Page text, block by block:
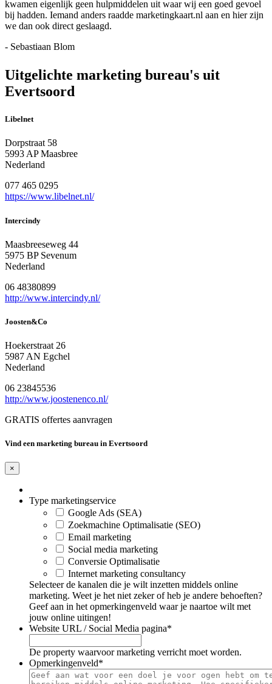
kwamen eigenlijk geen hulpmiddelen uit waar wij een goed gevoel
bij hadden. Iemand anders raadde marketingkaart.nl aan en hier zijn
we dan ook direct geslaagd.
- Sebastiaan Blom
Uitgelichte marketing bureau's uit
Evertsoord
Libelnet
Dorpstraat 58
5993 AP Maasbree
Nederland
077 465 0295
https://www.libelnet.nl/
Intercindy
Maasbreeseweg 44
5975 BP Sevenum
Nederland
06 48380899
http://www.intercindy.nl/
Joosten&Co
Hoekerstraat 26
5987 AN Egchel
Nederland
06 23845536
http://www.joostenenco.nl/
GRATIS offertes aanvragen
Vind een marketing bureau in Evertsoord
×
Type marketingservice
Google Ads (SEA)
Zoekmachine Optimalisatie (SEO)
Email marketing
Social media marketing
Conversie Optimalisatie
Internet marketing consultancy
Selecteer de kanalen die je wilt inzetten middels online
marketing. Weet je het niet zeker of heb je andere behoeften?
Geef aan in het opmerkingenveld waar je naartoe wilt met
jouw online uitingen!
Website URL / Social Media pagina*
De property waarvoor marketing verricht moet worden.
Opmerkingenveld*